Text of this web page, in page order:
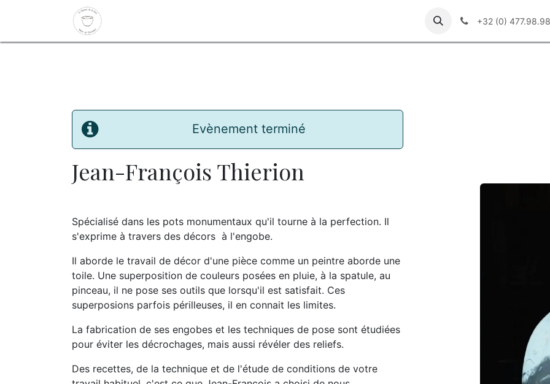
Se rendre au contenu
+32 (0)
Evènement terminé
Jean-François Thierion
Spécialisé dans les pots monumentaux qu'il tourne à la perfection. Il
s'exprime à travers des décors à l'engobe.
Il aborde le travail de décor d'une pièce comme un peintre aborde une
toile. Une superposition de couleurs posées en pluie, à la spatule, au
pinceau, il ne pose ses outils que lorsqu'il est satisfait. Ces
superposions parfois périlleuses, il en connait les limites.
La fabrication de ses engobes et les techniques de pose sont étudiées
pour éviter les décrochages, mais aussi révéler des reliefs.
Des recettes, de la technique et de l'étude de conditions de votre